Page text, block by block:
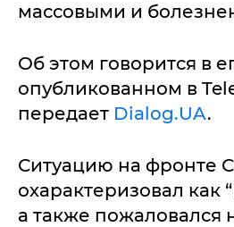
массовыми и
Об этом говорится в
опубликованном в
передает Dialog.UA.
Ситуацию на фронте
охарактеризовал как
а также пожаловался